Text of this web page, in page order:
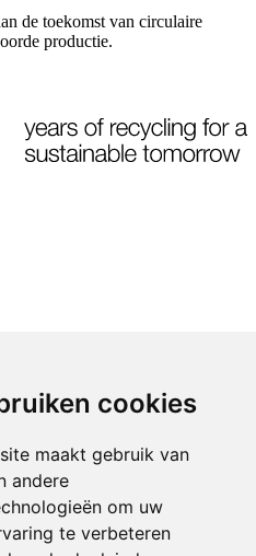
cookies
maakt gebruik van
andere
om uw
te verbeteren
de toekomst van circulaire
productie.